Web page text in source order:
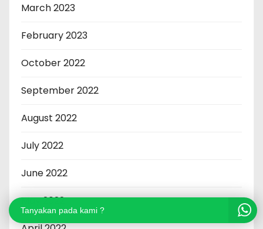
March 2023
February 2023
October 2022
September 2022
August 2022
July 2022
June 2022
May 2022
Tanyakan pada kami ?